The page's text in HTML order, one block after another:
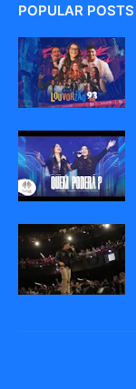
POPULAR POSTS